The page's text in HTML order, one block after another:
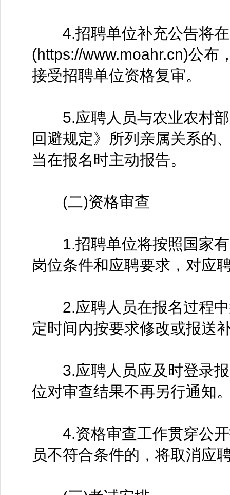
4.招聘单位补充公告将在
(https://www.moahr.cn)公布
接受招聘单位资格复审。
5.应聘人员与农业农村部
回避规定》所列亲属关系的
当在报名时主动报告。
(二)资格审查
1.招聘单位将按照国家有
岗位条件和应聘要求，对应
2.应聘人员在报名过程中
定时间内按要求修改或报送
3.应聘人员应及时登录报
位对审查结果不再另行通知
4.资格审查工作贯穿公开
员不符合条件的，将取消应